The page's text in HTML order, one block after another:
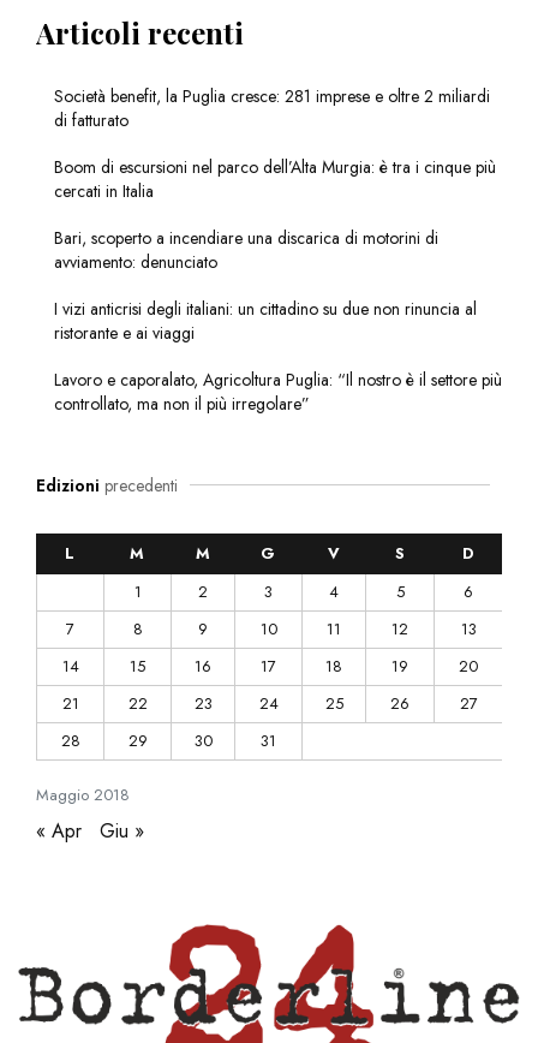
Articoli recenti
Società benefit, la Puglia cresce: 281 imprese e oltre 2 miliardi
di fatturato
Boom di escursioni nel parco dell’Alta Murgia: è tra i cinque più
cercati in Italia
Bari, scoperto a incendiare una discarica di motorini di
avviamento: denunciato
I vizi anticrisi degli italiani: un cittadino su due non rinuncia al
ristorante e ai viaggi
Lavoro e caporalato, Agricoltura Puglia: “Il nostro è il settore più
controllato, ma non il più irregolare”
Edizioni precedenti
Maggio 2018
L M M G V S
D
1
2 3 4 5
6
7
8 9 10 11 12
13
14
15 16 17 18 19
20
21
22 23 24 25 26
27
28
29 30 31
« Apr Giu »